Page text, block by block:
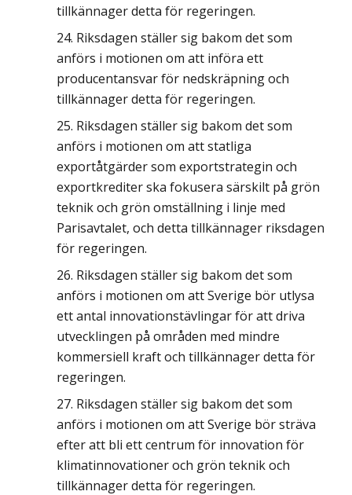
tillkännager detta för regeringen.
Riksdagen ställer sig bakom det som
anförs i motionen om att införa ett
producentansvar för nedskräpning och
tillkännager detta för regeringen.
Riksdagen ställer sig bakom det som
anförs i motionen om att statliga
exportåtgärder som exportstrategin och
exportkrediter ska fokusera särskilt på grön
teknik och grön omställning i linje med
Parisavtalet, och detta tillkännager riksdagen
för regeringen.
Riksdagen ställer sig bakom det som
anförs i motionen om att Sverige bör utlysa
ett antal innovationstävlingar för att driva
utvecklingen på områden med mindre
kommersiell kraft och tillkännager detta för
regeringen.
Riksdagen ställer sig bakom det som
anförs i motionen om att Sverige bör sträva
efter att bli ett centrum för innovation för
klimatinnovationer och grön teknik och
tillkännager detta för regeringen.